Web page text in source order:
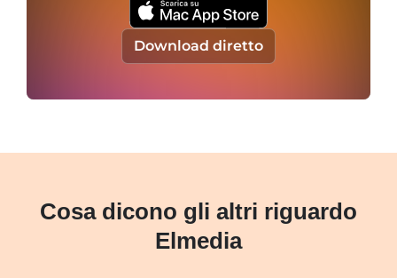
Download diretto
Cosa dicono gli altri riguardo
Elmedia